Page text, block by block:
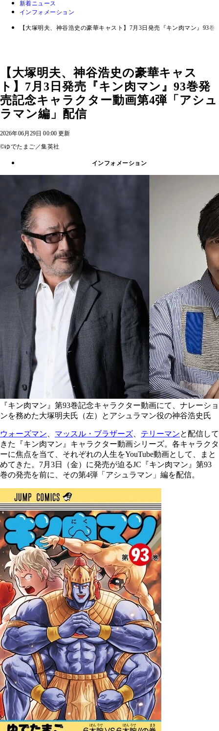
新着ニュース
インフォメーション
【大塚明夫、神谷浩史の豪華キャスト】7月3日発売『キン肉マン』93
【大塚明夫、神谷浩史の豪華キャス
ト】7月3日発売『キン肉マン』93巻発
売記念キャラクター動画第4弾「アシュ
ラマン編」配信
2026年06月29日 00:00 更新
©ゆでたまご／集英社
インフォメーション
『キン肉マン』第93巻記念キャラクター動画にて、ナレーショ
ンを務めた大塚明夫氏（左）とアシュラマン役の神谷浩史氏
ウォーズマン マッスル・ブラザーズ テリーマンと配信して
きた『キン肉マン』キャラクター動画シリーズ。各キャラクタ
ーに焦点を当て、それぞれの人生をYouTube動画として、まと
めてきた。7月3日（金）に発売が迫るJC『キン肉マン』第93
巻の発売を前に、その第4弾「アシュラマン」編を配信。